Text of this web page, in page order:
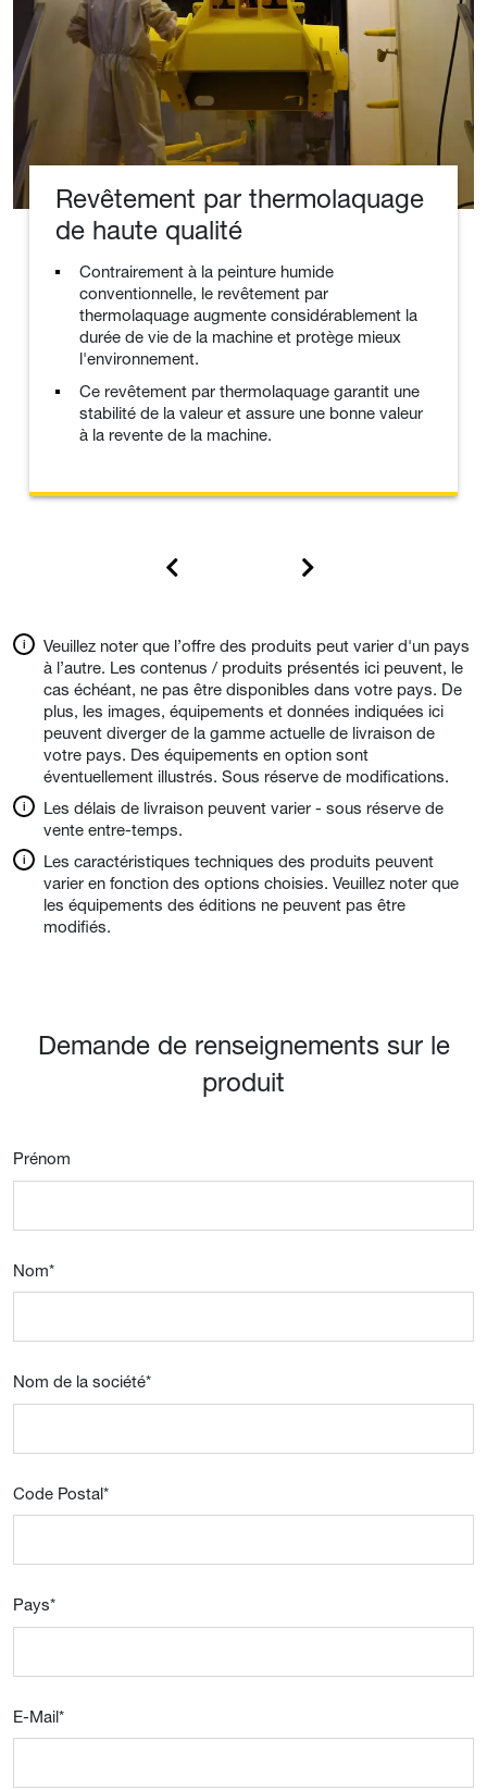
Revêtement par thermolaquage
de haute qualité
Contrairement à la peinture humide
conventionnelle, le revêtement par
thermolaquage augmente considérablement la
durée de vie de la machine et protège mieux
l'environnement.
Ce revêtement par thermolaquage garantit une
stabilité de la valeur et assure une bonne valeur
à la revente de la machine.
Veuillez noter que l’offre des produits peut varier d'un pays
à l’autre. Les contenus / produits présentés ici peuvent, le
cas échéant, ne pas être disponibles dans votre pays. De
plus, les images, équipements et données indiquées ici
peuvent diverger de la gamme actuelle de livraison de
votre pays. Des équipements en option sont
éventuellement illustrés. Sous réserve de modifications.
Les délais de livraison peuvent varier - sous réserve de
vente entre-temps.
Les caractéristiques techniques des produits peuvent
varier en fonction des options choisies. Veuillez noter que
les équipements des éditions ne peuvent pas être
modifiés.
Demande de renseignements sur le
produit
Prénom
Nom*
Nom de la société*
Code Postal*
Pays*
E-Mail*